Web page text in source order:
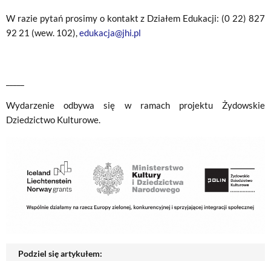
W razie pytań prosimy o kontakt z Działem Edukacji: (0 22) 827
92 21 (wew. 102),edukacja@jhi.pl
Wydarzenie odbywa się w ramach projektu Żydowskie
Dziedzictwo Kulturowe.
Podziel się artykułem: